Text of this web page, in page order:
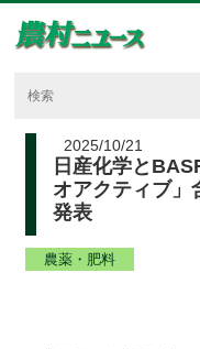
2025/10/21
日産化学と
オアクティブ」
発表
農薬・肥料